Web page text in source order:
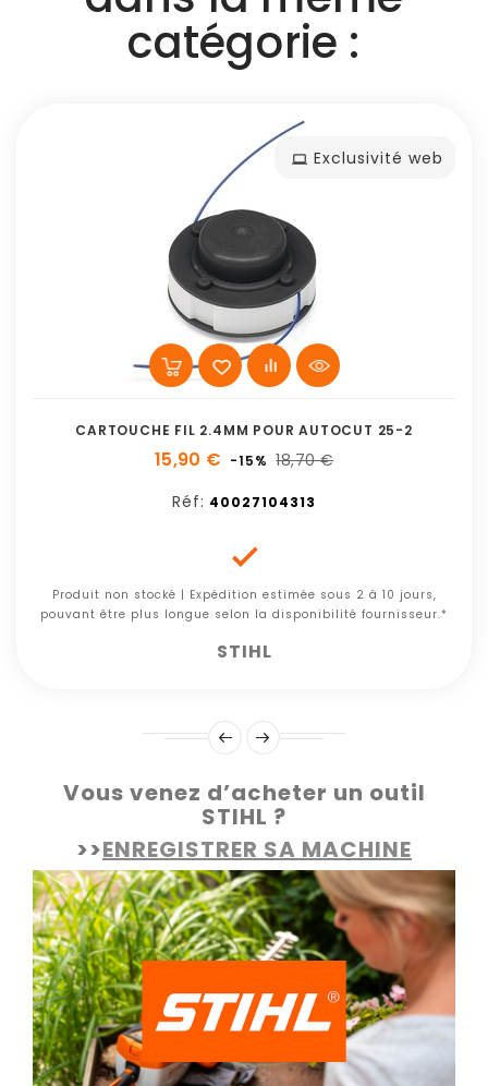
catégorie :
Exclusivité web
CARTOUCHE FIL 2.4MM POUR AUTOCUT 25-2
15,90 € -15% 18,70 €
Réf: 40027104313

Produit non stocké | Expédition estimée sous 2 à 10 jours,
pouvant être plus longue selon la disponibilité fournisseur.*
STIHL
Vous venez d’acheter un outil
STIHL ?
>>ENREGISTRER SA MACHINE